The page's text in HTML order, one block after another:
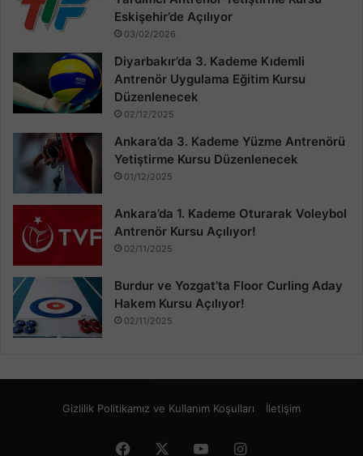
Eskişehir’de Açılıyor
03/02/2026
Diyarbakır’da 3. Kademe Kıdemli
Antrenör Uygulama Eğitim Kursu
Düzenlenecek
02/12/2025
Ankara’da 3. Kademe Yüzme Antrenörü
Yetiştirme Kursu Düzenlenecek
01/12/2025
Ankara’da 1. Kademe Oturarak Voleybol
Antrenör Kursu Açılıyor!
02/11/2025
Burdur ve Yozgat’ta Floor Curling Aday
Hakem Kursu Açılıyor!
02/11/2025
Gizlilik Politikamız ve Kullanım Koşulları İletişim
Facebook YouTubeInstagram